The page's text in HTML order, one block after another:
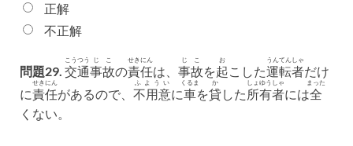
正解
不正解
問題29. 交通
こうつう
事故
じこ
の責任
せきにん
は、 事故
じこ
を起
お
こした運転者
うんてんしゃ
だけ
に責任
せきにん
があるので、 不用意
ふようい
に車
くるま
を貸
か
した 所有者
しょゆうしゃ
には全
まった
くない。